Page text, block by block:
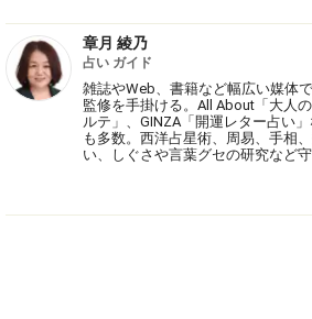
章月 綾乃
占い ガイド
雑誌やWeb、書籍など幅広い媒体
監修を手掛ける。All About「大人
ルテ」、GINZA「開運レター占い
も多数。西洋占星術、周易、手相
い、しぐさや言葉グセの研究など守